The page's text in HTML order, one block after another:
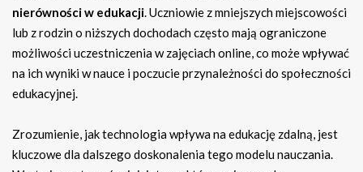
nierówności w edukacji. Uczniowie z mniejszych miejscowości
lub z rodzin o niższych dochodach często mają ograniczone
możliwości uczestniczenia w zajęciach online, co może wpływać
na ich wyniki w nauce i poczucie przynależności do społeczności
edukacyjnej.
Zrozumienie, jak technologia wpływa na edukację zdalną, jest
kluczowe dla dalszego doskonalenia tego modelu nauczania.